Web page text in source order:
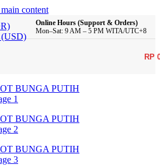
content
(USD)
Online Hours (Support & Orders)
Mon–Sat: 9 AM – 5 PM WITA/UTC+8
RP